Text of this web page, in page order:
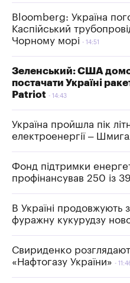
Bloomberg: Україна
Каспійський
Чорному морі
14:51
Зеленський: США
постачати Україні
Patriot
14:43
Україна пройшла пік
електроенергії –
Фонд підтримки
профінансував 250 із
В Україні продовжують
фуражну кукурудзу
Свириденко
«Нафтогазу України»